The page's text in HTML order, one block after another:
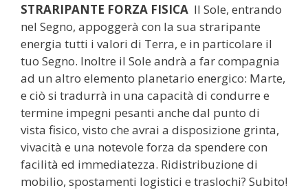
STRARIPANTE FORZA FISICA Il Sole, entrando
nel Segno, appoggerà con la sua straripante
energia tutti i valori di Terra, e in particolare il
tuo Segno. Inoltre il Sole andrà a far compagnia
ad un altro elemento planetario energico: Marte,
e ciò si tradurrà in una capacità di condurre e
termine impegni pesanti anche dal punto di
vista fisico, visto che avrai a disposizione grinta,
vivacità e una notevole forza da spendere con
facilità ed immediatezza. Ridistribuzione di
mobilio, spostamenti logistici e traslochi? Subito!